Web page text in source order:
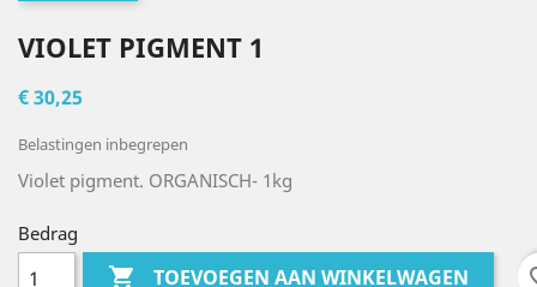
VIOLET PIGMENT 1
€ 30,25
Belastingen inbegrepen
Violet pigment. ORGANISCH- 1kg
Bedrag
 TOEVOEGEN AAN WINKELWAGEN